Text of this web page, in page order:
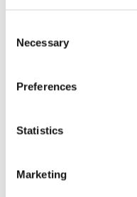
Selection
Necessary
Preferences
Statistics
Marketing